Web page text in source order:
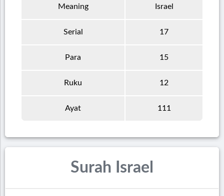
Meaning Israel
Serial 17
Para 15
Ruku 12
Ayat 111
Surah Israel